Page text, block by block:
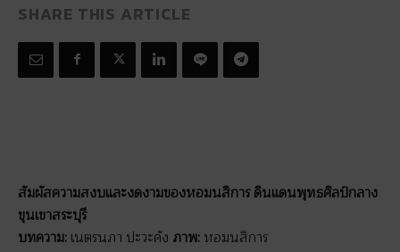
SHARE THIS ARTICLE
สัมผัสความสงบและงดงามของหอมนสิการ ดินแดนพุทธศิลป์กลาง
ขุนเขาสระบุรี
บทความ: เนตรนภา ปะวะคัง ภาพ: หอมนสิการ